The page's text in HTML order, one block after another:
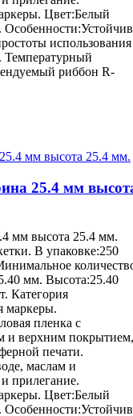
Цвет:Белый
использования
Температурный
риббон R-
25.4 мм
мм высота 25.4 мм.
В упаковке:250
мм. Высота:25.40
Категория
маркеры.
пленка с
и верхним покрытием,
печати.
маслам и
прилегание.
Цвет:Белый